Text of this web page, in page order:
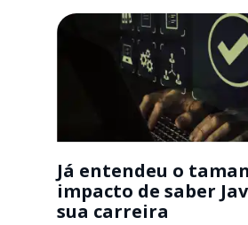
Já entendeu o
impacto de saber
sua carreira